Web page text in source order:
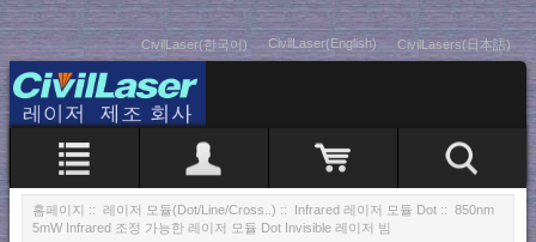
CivilLaser(한국어) CivilLaser(English) CivilLasers(日本語)
홈페이지 :: 레이저 모듈(Dot/Line/Cross..) :: Infrared 레이저 모듈 Dot :: 850nm
5mW Infrared 조정 가능한 레이저 모듈 Dot Invisible 레이저 빔